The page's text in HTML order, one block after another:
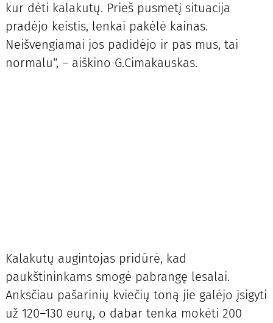
kur dėti kalakutų. Prieš pusmetį situacija
pradėjo keistis, lenkai pakėlė kainas.
Neišvengiamai jos padidėjo ir pas mus, tai
normalu“, – aiškino G.Cimakauskas.
Kalakutų augintojas pridūrė, kad
paukštininkams smogė pabrangę lesalai.
Anksčiau pašarinių kviečių toną jie galėjo įsigyti
už 120–130 eurų, o dabar tenka mokėti 200